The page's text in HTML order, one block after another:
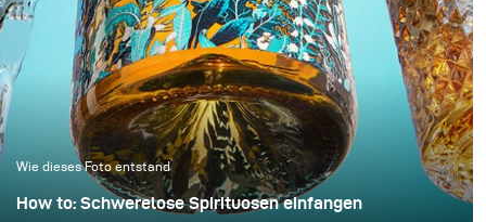
deutlich zu steigern.
Dieses Beispiel zeigt, wie
schon mit minimalem
Mehraufwand ein sauber
kontrolliertes und
hochwertiges Ergebnis
erzielt werden kann.
Wie dieses Foto entstand
How to: Schwerelose Spirituosen einfangen